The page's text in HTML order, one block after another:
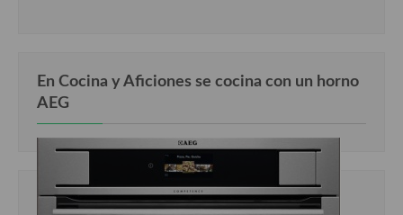
En Cocina y Aficiones se cocina con un horno
AEG